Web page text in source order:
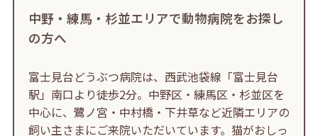
中野・練馬・杉並エリアで動物病院をお探し
の方へ
富士見台どうぶつ病院は、西武池袋線「富士見台
駅」南口より徒歩2分。中野区・練馬区・杉並区を
中心に、鷺ノ宮・中村橋・下井草など近隣エリアの
飼い主さまにご来院いただいています。猫がおしっ